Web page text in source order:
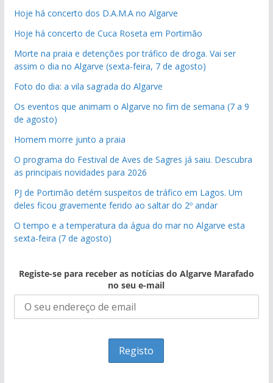
Hoje há concerto dos D.A.M.A no Algarve
Hoje há concerto de Cuca Roseta em Portimão
Morte na praia e detenções por tráfico de droga. Vai ser
assim o dia no Algarve (sexta-feira, 7 de agosto)
Foto do dia: a vila sagrada do Algarve
Os eventos que animam o Algarve no fim de semana (7 a 9
de agosto)
Homem morre junto a praia
O programa do Festival de Aves de Sagres já saiu. Descubra
as principais novidades para 2026
PJ de Portimão detém suspeitos de tráfico em Lagos. Um
deles ficou gravemente ferido ao saltar do 2º andar
O tempo e a temperatura da água do mar no Algarve esta
sexta-feira (7 de agosto)
Registe-se para receber as notícias do Algarve Marafado
no seu e-mail